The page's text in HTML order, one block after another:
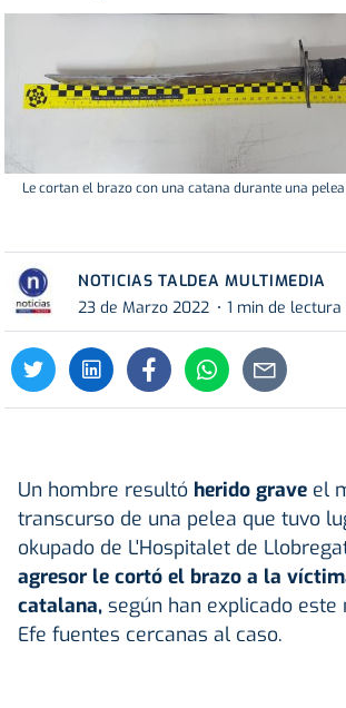
Le cortan el brazo con una catana durante una
NOTICIAS TALDEA MULTIMEDIA
23 de Marzo 2022
1 min de lectura
Un hombre resultó herido grave el
transcurso de una pelea que tuvo
okupado de L'Hospitalet de
agresor le cortó el brazo a la
catalana, según han explicado este
Efe fuentes cercanas al caso.